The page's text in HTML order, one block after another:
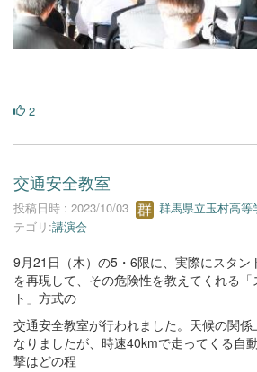
2
交通安全教室
投稿日時 : 2023/10/03 群馬県立玉村高
テゴリ:講演会
9月21日（木）の5・6限に、実際にスタン
を再現して、その危険性を教えてくれる
ト」方式の
交通安全教室が行われました。天候の関
なりましたが、時速40kmで走ってくる自
撃はどの程